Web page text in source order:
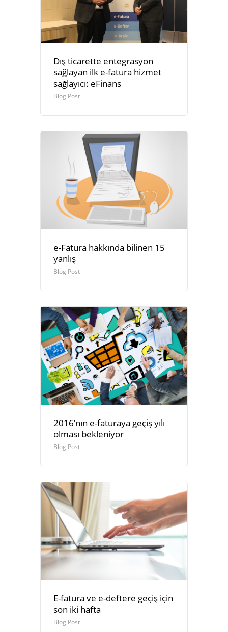
Dış ticarette entegrasyon
sağlayan ilk e-fatura hizmet
sağlayıcı: eFinans
Blog Post
e-Fatura hakkında bilinen 15
yanlış
Blog Post
2016’nın e-faturaya geçiş yılı
olması bekleniyor
Blog Post
E-fatura ve e-deftere geçiş için
son iki hafta
Blog Post